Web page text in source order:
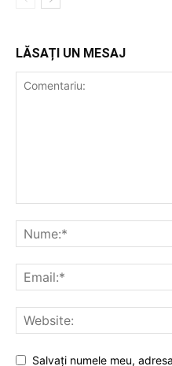
LĂSAȚI UN MESAJ
Salvați numele meu,